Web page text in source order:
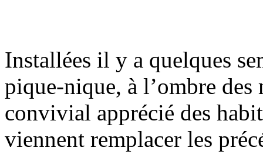
Installées il y a quelques
pique-nique, à l’ombre
convivial apprécié des
viennent remplacer les